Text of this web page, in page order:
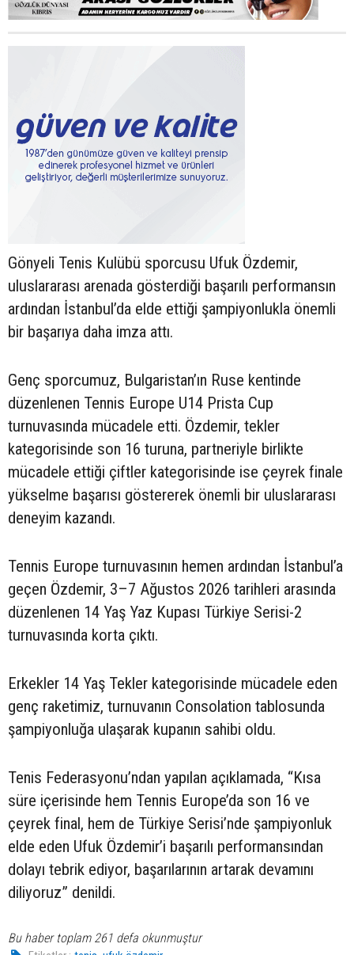
Gönyeli Tenis Kulübü sporcusu Ufuk Özdemir,
uluslararası arenada gösterdiği başarılı performansın
ardından İstanbul’da elde ettiği şampiyonlukla önemli
bir başarıya daha imza attı.
Genç sporcumuz, Bulgaristan’ın Ruse kentinde
düzenlenen Tennis Europe U14 Prista Cup
turnuvasında mücadele etti. Özdemir, tekler
kategorisinde son 16 turuna, partneriyle birlikte
mücadele ettiği çiftler kategorisinde ise çeyrek finale
yükselme başarısı göstererek önemli bir uluslararası
deneyim kazandı.
Tennis Europe turnuvasının hemen ardından İstanbul’a
geçen Özdemir, 3–7 Ağustos 2026 tarihleri arasında
düzenlenen 14 Yaş Yaz Kupası Türkiye Serisi-2
turnuvasında korta çıktı.
Erkekler 14 Yaş Tekler kategorisinde mücadele eden
genç raketimiz, turnuvanın Consolation tablosunda
şampiyonluğa ulaşarak kupanın sahibi oldu.
Tenis Federasyonu’ndan yapılan açıklamada, “Kısa
süre içerisinde hem Tennis Europe’da son 16 ve
çeyrek final, hem de Türkiye Serisi’nde şampiyonluk
elde eden Ufuk Özdemir’i başarılı performansından
dolayı tebrik ediyor, başarılarının artarak devamını
diliyoruz” denildi.
Bu haber toplam 261 defa okunmuştur